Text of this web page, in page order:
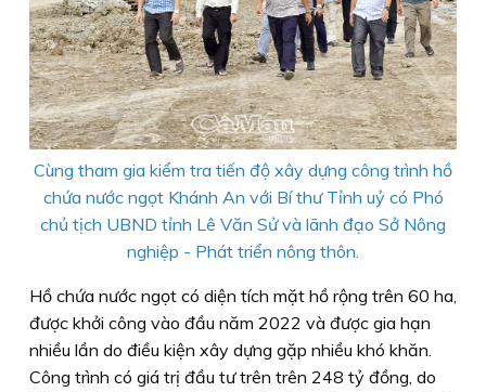
Cùng tham gia kiểm tra tiến độ xây dựng công trình hồ
chứa nước ngọt Khánh An với Bí thư Tỉnh uỷ có Phó
chủ tịch UBND tỉnh Lê Văn Sử và lãnh đạo Sở Nông
nghiệp - Phát triển nông thôn.
Hồ chứa nước ngọt có diện tích mặt hồ rộng trên 60 ha,
được khởi công vào đầu năm 2022 và được gia hạn
nhiều lần do điều kiện xây dựng gặp nhiều khó khăn.
Công trình có giá trị đầu tư trên trên 248 tỷ đồng, do